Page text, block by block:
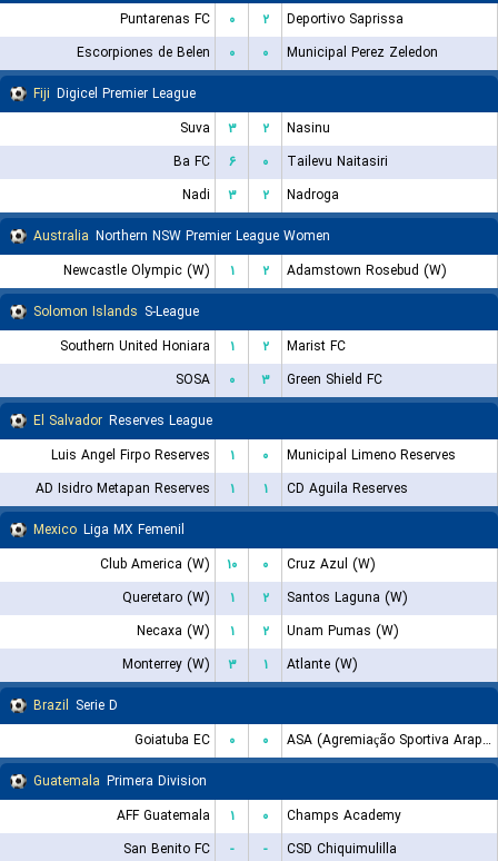
Puntarenas FC ۰ ۲
Deportivo Saprissa
Escorpiones de Belen
۰ ۰
Municipal Perez Zeledon
Fiji Digicel Premier League
Suva
۳ ۲
Nasinu
Ba FC
۶ ۰
Tailevu Naitasiri
Nadi
۳ ۲
Nadroga
Australia Northern NSW Premier League Women
Newcastle Olympic (W)
۱ ۲
Adamstown Rosebud (W)
Solomon Islands S-League
Southern United Honiara
۱ ۲
Marist FC
SOSA
۰ ۳
Green Shield FC
El Salvador Reserves League
Luis Angel Firpo Reserves
۱ ۰
Municipal Limeno Reserves
AD Isidro Metapan Reserves
۱ ۱
CD Aguila Reserves
Mexico Liga MX Femenil
Club America (W)
۱۰ ۰
Cruz Azul (W)
Queretaro (W)
۱ ۲
Santos Laguna (W)
Necaxa (W)
۱ ۲
Unam Pumas (W)
Monterrey (W)
۳ ۱
Atlante (W)
Brazil Serie D
Goiatuba EC
۰ ۰
ASA (Agremiação Sportiva Arapiraquense)
Guatemala Primera Division
AFF Guatemala
۱ ۰
Champs Academy
San Benito FC
- -
CSD Chiquimulilla